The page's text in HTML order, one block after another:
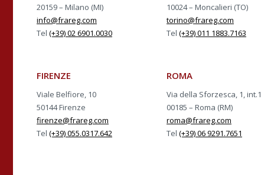
20159 – Milano (MI)
info@frareg.com
Tel (+39) 02 6901.0030
10024 – Moncalieri (TO)
torino@frareg.com
Tel (+39) 011 1883.7163
FIRENZE
Viale Belfiore, 10
50144 Firenze
firenze@frareg.com
Tel (+39) 055.0317.642
ROMA
Via della Sforzesca, 1, int.1
00185 – Roma (RM)
roma@frareg.com
Tel (+39) 06 9291.7651